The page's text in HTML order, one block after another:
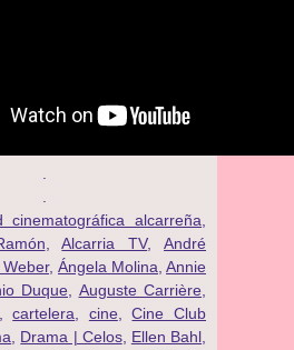
cinematográfica alcarreña
,Alcarria TV,André
, Ángela Molina Annie
Duque Auguste Carrière
cartelera cine,Cine Club
Drama | Celos, Ellen Bahl